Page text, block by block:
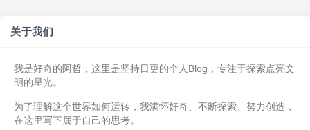
关于我们
我是好奇的阿哲，这里是坚持日更的个人Blog，专注于探索点亮文
明的星光。
为了理解这个世界如何运转，我满怀好奇、不断探索、努力创造，
在这里写下属于自己的思考。